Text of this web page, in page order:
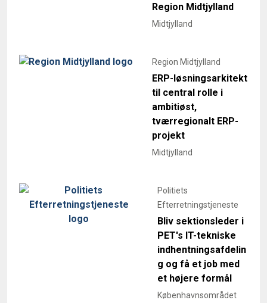
Region Midtjylland
Midtjylland
Region Midtjylland
ERP-løsningsarkitekt
til central rolle i
ambitiøst,
tværregionalt ERP-
projekt
Midtjylland
Politiets
Efterretningstjeneste
Bliv sektionsleder i
PET's IT-tekniske
indhentningsafdelin
g og få et job med
et højere formål
Københavnsområdet